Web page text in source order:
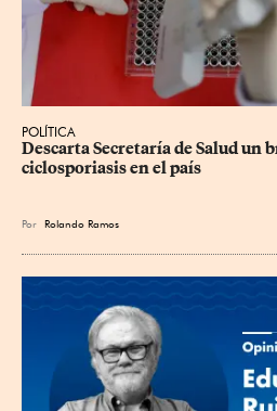
POLÍTICA
Descarta Secretaría de Salud un
ciclosporiasis en el país
Por Rolando Ramos